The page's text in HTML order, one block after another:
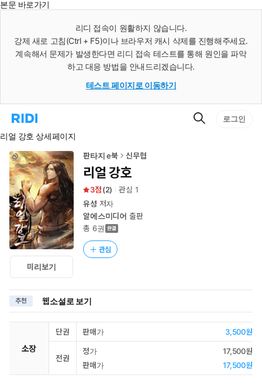
본문 바로가기
리디 접속이 원활하지 않습니다.
강제 새로 고침(Ctrl + F5)이나 브라우저 캐시 삭제를 진행해주세요.
계속해서 문제가 발생한다면 리디 접속 테스트를 통해 원인을 파악
하고 대응 방법을 안내드리겠습니다.
테스트 페이지로 이동하기
리
홈
로
이
동
검
로그인
리얼 강호 상세페이지
미리보기
판타지 e북 신무협
리얼 강호
3 (2) 관심 1
유성 저자
알에스미디어 출판
총 6권
관심
추천 웹소설로 보기
소장
단권 판매가 3,500원
전권
정가
17,500원
판매가
17,500원